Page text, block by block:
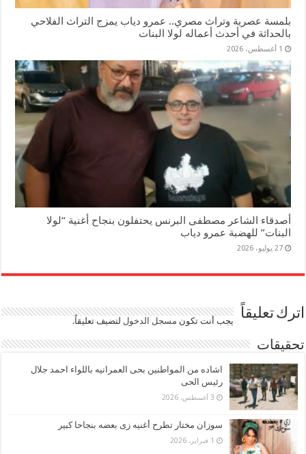
بلمسة عصرية وتراث مصري.. عمرو دياب يمزج التراث الفلاحي
بالحداثة في أحدث أعماله لولا البنات
1 أغسطس، 2026
أصدقاء الشاعر مصطفى البرنس يحتفلون بنجاح أغنية “لولا
البنات” للهضبة عمرو دياب
27 يوليو، 2026
اترك تعليقاً يجب أنت تكون مسجل الدخول لتضيف تعليقاً.
تحقيقات
اشاده من المواطنين بحى العمرانيه باللواء احمد جلال
رئيس الحى
3 أغسطس، 2026
سوزان مختار تطرح أغنيه زى بعضه بنجاحا كبير
1 فبراير، 2026